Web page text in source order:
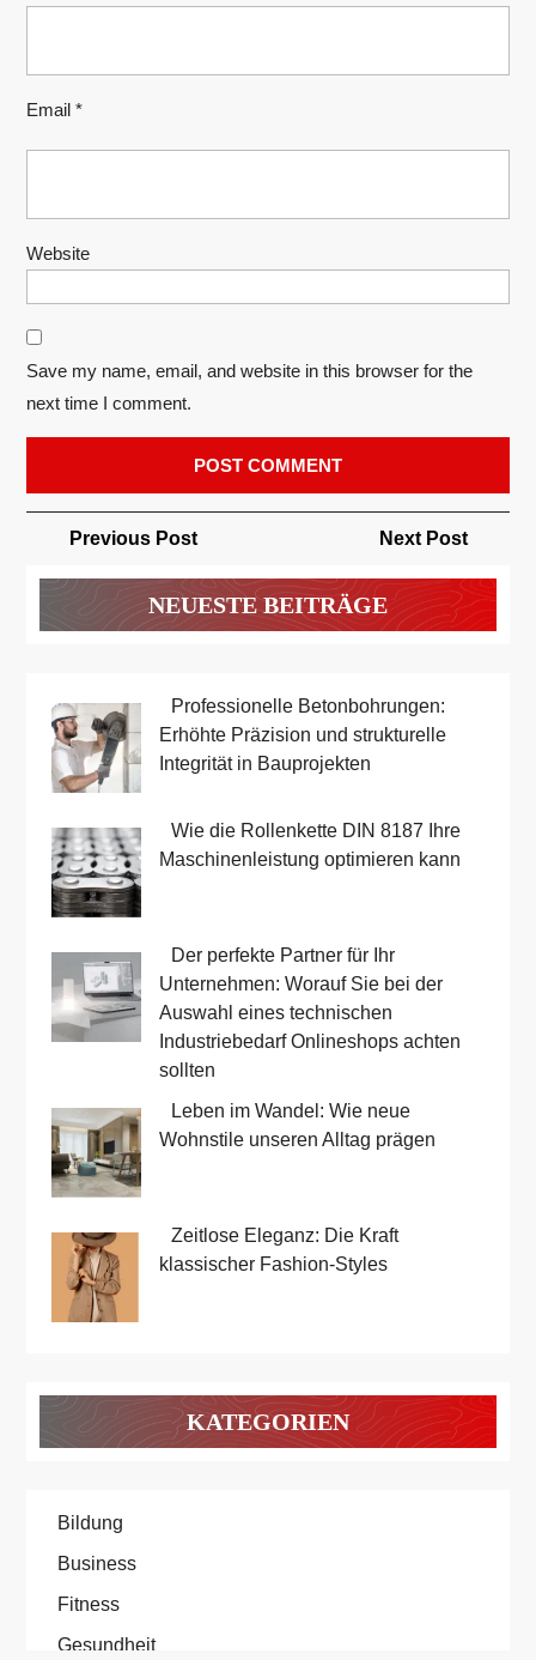
Email *
Website
Save my name, email, and website in this browser for the
next time I comment.
PostPrevious PostPrevious
Next Post
NEUESTE BEITRÄGE
Professionelle Betonbohrungen:
Erhöhte Präzision und strukturelle
Integrität in Bauprojekten
Wie die Rollenkette DIN 8187 Ihre
Maschinenleistung optimieren kann
Der perfekte Partner für Ihr
Unternehmen: Worauf Sie bei der
Auswahl eines technischen
Industriebedarf Onlineshops achten
sollten
Leben im Wandel: Wie neue
Wohnstile unseren Alltag prägen
Zeitlose Eleganz: Die Kraft
klassischer Fashion-Styles
KATEGORIEN
Bildung
Business
Fitness
Gesundheit